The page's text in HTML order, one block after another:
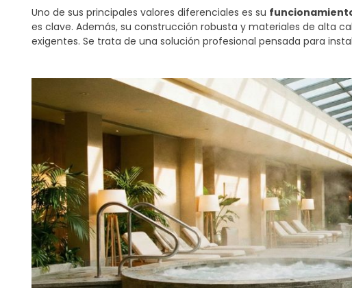
Uno de sus principales valores diferenciales es su
es clave. Además, su construcción robusta y materiales de alta
exigentes. Se trata de una solución profesional pensada para